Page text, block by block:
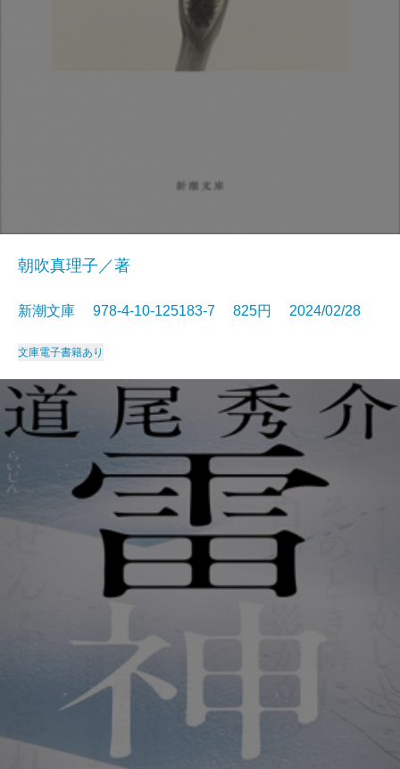
朝吹真理子／著
新潮文庫 978-4-10-125183-7 825円 2024/02/28
文庫電子書籍あり